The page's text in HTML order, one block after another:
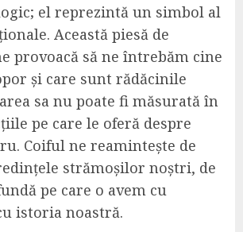
el reprezintă un simbol al
Această piesă de
provoacă să ne întrebăm cine
și care sunt rădăcinile
sa nu poate fi măsurată în
pe care le oferă despre
Coiful ne reamintește de
strămoșilor noștri, de
pe care o avem cu
istoria noastră.